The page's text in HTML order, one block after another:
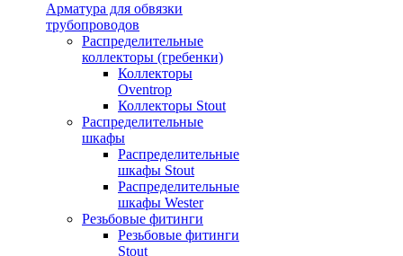
Арматура для обвязки
трубопроводов
Распределительные
коллекторы (гребенки)
Коллекторы
Oventrop
Коллекторы Stout
Распределительные
шкафы
Распределительные
шкафы Stout
Распределительные
шкафы Wester
Резьбовые фитинги
Резьбовые фитинги
Stout